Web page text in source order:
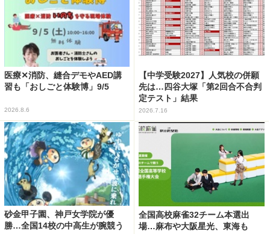
医療✕消防、縫合デモやAED講
習も「おしごと体験博」9/5
2026.8.6
【中学受験2027】人気校の併願
先は…四谷大塚「第2回合不合判
定テスト」結果
2026.7.16
砂金甲子園、神戸女学院が優
勝…全国14校の中高生が腕競う
全国高校麻雀32チーム本選出
場…麻布や大阪星光、東海も